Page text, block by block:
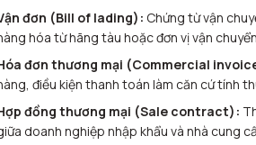
đơn (Bill of lading): Chứng từ vận
hóa từ hãng tàu hoặc đơn vị vận
đơn thương mại (Commercial
điều kiện thanh toán làm căn cứ tính
đồng thương mại (Sale contract):
doanh nghiệp nhập khẩu và nhà cung